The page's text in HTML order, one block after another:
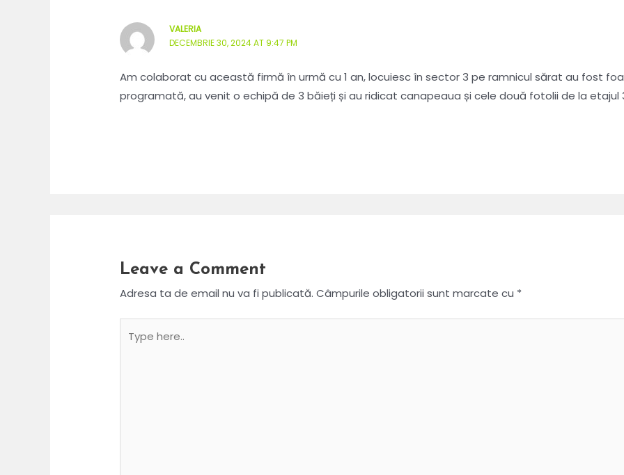
VALERIA
DECEMBRIE 30, 2024 AT 9:47 PM
Am colaborat cu această firmă în urmă cu 1 an, locuiesc în sector 3 pe ramnicul sărat au fost
programată, au venit o echipă de 3 băieți și au ridicat canapeaua și cele două fotolii de la etajul
Leave a Comment
Adresa ta de email nu va fi publicată. Câmpurile obligatorii sunt marcate cu *
here..